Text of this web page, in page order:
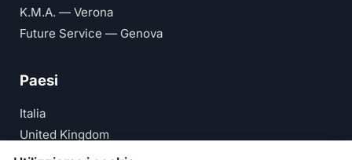
K.M.A. — Verona
Future Service — Genova
Paesi
Italia
United Kingdom
Deutschland